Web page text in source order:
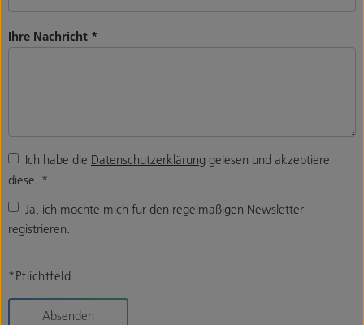
Ihre Nachricht *
Ich habe die Datenschutzerklärung gelesen und akzeptiere
diese. *
Ja, ich möchte mich für den regelmäßigen Newsletter
registrieren.
*Pflichtfeld
Absenden